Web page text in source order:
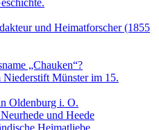
und Heimatforscher (1855
„Chauken“?
Münster im 15.
Oldenburg i. O.
und Heede